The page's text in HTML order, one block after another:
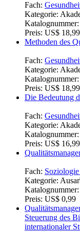
Fach:
Kategorie:
Katalognummer:
Preis: US$ 18,99
Methoden des
Fach:
Kategorie:
Katalognummer:
Preis: US$ 18,99
Die Bedeutung
Fach:
Kategorie:
Katalognummer:
Preis: US$ 16,99
Fach:
Kategorie:
Katalognummer:
Preis: US$ 0,99
Steuerung des
internationaler